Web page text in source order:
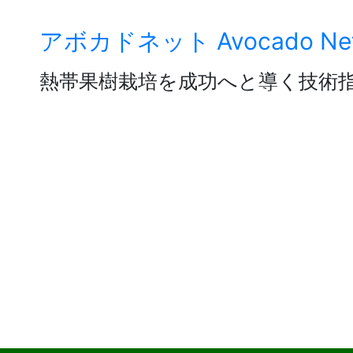
content
アボカドネット Avocado
熱帯果樹栽培を成功へと導く技術